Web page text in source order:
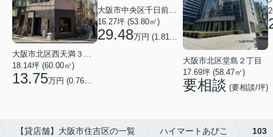
18.14坪 (60.00㎡)
13.75万円 (0.76万円/坪)
大阪市中央区千日前１丁目
16.27坪 (53.80㎡)
29.48万円 (1.81万円/坪)
大阪市北区堂島２丁目
17.69坪 (58.47㎡)
要相談 (要相談/坪)
【貸店舗】大阪市住吉区の一覧 ハイマートあびこ 103